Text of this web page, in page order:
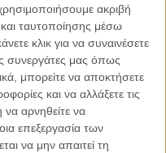
ακριβή
ταυτοποίησης μέσω
κλικ για να συναινέσετε
συνεργάτες μας όπως
μπορείτε να αποκτήσετε
και να αλλάξετε τις
να αρνηθείτε να
επεξεργασία των
να μην απαιτεί τη
πυραύλων και
την ένταση της
σε σύγκρουση,
στην χρήση συστημάτων
υλικό της και
με δυτικές αναλύσεις,
δυτικών οργανισμών.